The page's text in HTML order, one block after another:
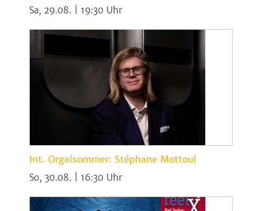
Sa, 29.08. | 19:30
Int. Orgelsommer: Stéphane Mottoul
So, 30.08. | 16:30